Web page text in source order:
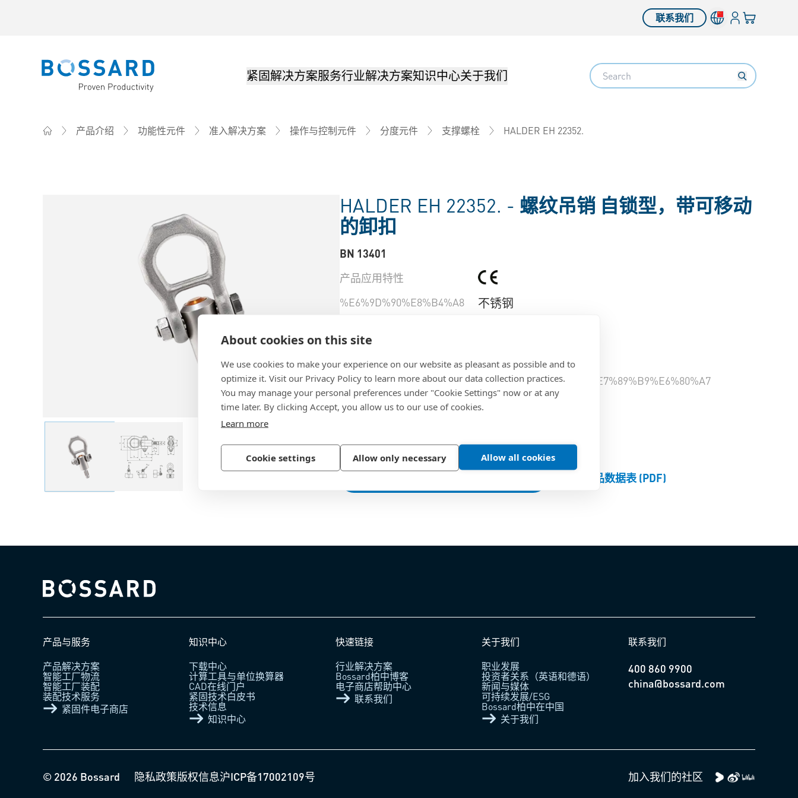
About cookies on this site
We use cookies to make your experience on our website as pleasant as possible and to
optimize it. Visit our Privacy Policy to learn more about our data collection practices.
You may manage your personal preferences under "Cookie Settings" now or at any
time later. By clicking Accept, you allow us to our use of cookies.
Learn more
Cookie settings Allow only necessary Allow all cookies
联系我们 登入您的购物车
Bossard homepage 紧固解决方案服务行业解决方案知识中心关于我们 Search
产品介绍 功能性元件 准入解决方案 操作与控制元件 分度元件 支撑螺栓 HALDER EH 22352.
HALDER EH 22352. - 螺纹吊销 自锁型，带可移动
的卸扣
BN 13401
产品应用特性
%E6%9D%90%E8%B4%A8
不锈钢
%E4%BA%A7%E5%93%81%E5%BA%94%E7%94%A8%E7%89%B9%E6%80%A7
%E5%93%81%E7%89%8C%E7%B3%BB%E5%88%97
EH 22352.
产品数据表 (PDF)
Bossard homepage
产品与服务
产品解决方案
智能工厂物流
智能工厂装配
装配技术服务
紧固件电子商店
知识中心
下载中心
计算工具与单位换算器
CAD在线门户
紧固技术白皮书
技术信息
知识中心
快速链接
行业解决方案
Bossard柏中博客
电子商店帮助中心
联系我们
关于我们
职业发展
投资者关系（英语和德语）
新闻与媒体
可持续发展/ESG
Bossard柏中在中国
关于我们
联系我们
400 860 9900
china@bossard.com
隐私政策版权信息沪ICP备17002109号
© 2026 Bossard 加入我们的社区